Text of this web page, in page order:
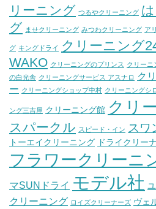
リーニング つるやクリーニング
グ ませクリーニング みつわクリーニング ア
グ キングドライ クリーニング
WAKO クリーニングのプリンス クリーニ
の白光舎 クリーニングサービス アスナロ
ク
ー クリーニングショップ中村 クリーニングシ
ング三吉屋 クリーニング館 クリ
スパークル スピード・イン スワ
トーエイクリーニング ドライクリー
フラワークリーニ
マSUNドライ モデル社
クリーニング ロイズクリーナーズ ヴェ